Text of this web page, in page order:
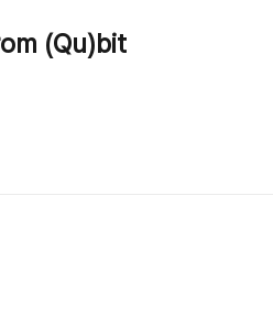
(Qu)bit